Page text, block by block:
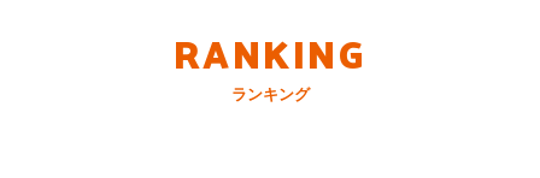
RANKING
ランキング